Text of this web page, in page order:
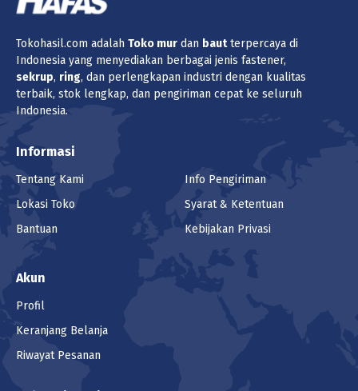
Tokohasil.com adalah Toko mur dan bautterpercaya di
Indonesia yang menyediakan berbagai jenis fastener,
sekrup, ring, dan perlengkapan industri dengan kualitas
terbaik, stok lengkap, dan pengiriman cepat ke seluruh
Indonesia.
Informasi
Tentang Kami
Lokasi Toko
Bantuan
Info Pengiriman
Syarat & Ketentuan
Kebijakan Privasi
Akun
Profil
Keranjang Belanja
Riwayat Pesanan